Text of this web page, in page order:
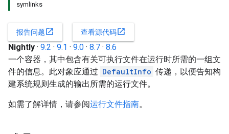
symlinks
报告问题open_in_new 查看源代码open_in_new
Nightly · 9.2 · 9.1 · 9.0 · 8.7 · 8.6
一个容器，其中包含有关可执行文件在运行时所需的一组文
件的信息。此对象应通过 DefaultInfo 传递，以便告知构
建系统规则生成的输出所需的运行文件。
如需了解详情，请参阅运行文件指南。